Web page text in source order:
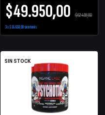
$49.950,00 $62.438,00
3x$16.650,00sin interés
SIN STOCK